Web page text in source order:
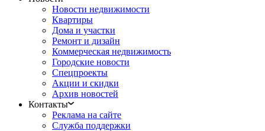
Новости недвижимости
Квартиры
Дома и участки
Ремонт и дизайн
Коммерческая недвижимость
Городские новости
Спецпроекты
Акции и скидки
Архив новостей
Контакты
Реклама на сайте
Служба поддержки